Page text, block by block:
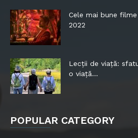
Cele mai bune
2022
Lecții de viață:
o viață...
POPULAR CATEGORY